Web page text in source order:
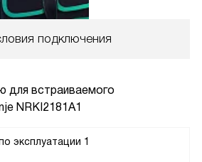
подключения
для встраиваемого
NRKI2181A1
эксплуатации 1